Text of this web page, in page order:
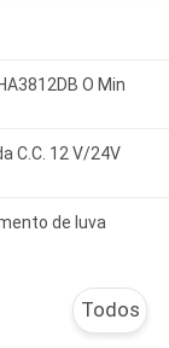
O Min
C.C. 12 V/24V
de luva
Todos